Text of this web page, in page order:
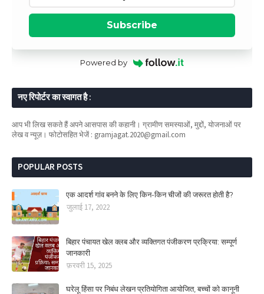
Subscribe
Powered by
नए रिपोर्टर का स्वागत है :
आप भी लिख सकते हैं अपने आसपास की कहानी। ग्रामीण समस्याओं, मुद्दों, योजनाओं पर
लेख व न्यूज़। फोटोसहित भेजें : gramjagat.2020@gmail.com
POPULAR POSTS
एक आदर्श गांव बनने के लिए किन-किन चीजों की जरूरत होती है?
जुलाई 17, 2022
बिहार पंचायत खेल क्लब और व्यक्तिगत पंजीकरण प्रक्रिया: सम्पूर्ण
जानकारी
फ़रवरी 15, 2025
घरेलू हिंसा पर निबंध लेखन प्रतियोगिता आयोजित, बच्चों को कानूनी